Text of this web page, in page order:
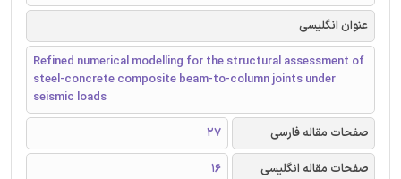
عنوان انگلیسی
Refined numerical modelling for the structural assessment of
steel-concrete composite beam-to-column joints under
seismic loads
صفحات مقاله فارسی
27
صفحات مقاله انگلیسی
16